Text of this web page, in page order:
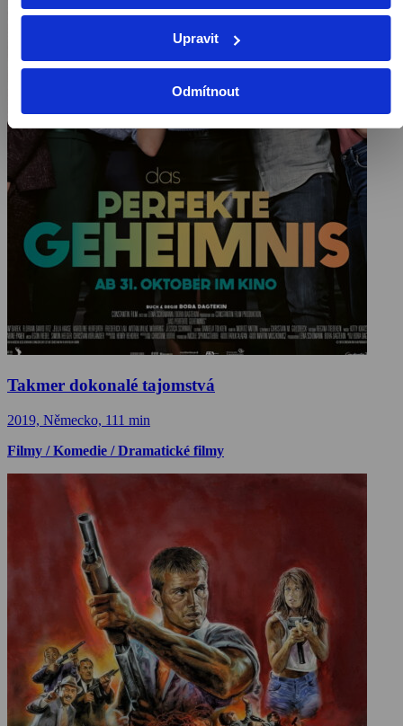
Upravit
Odmítnout
Takmer dokonalé tajomstvá
2019, Německo, 111 min
Filmy / Komedie / Dramatické filmy